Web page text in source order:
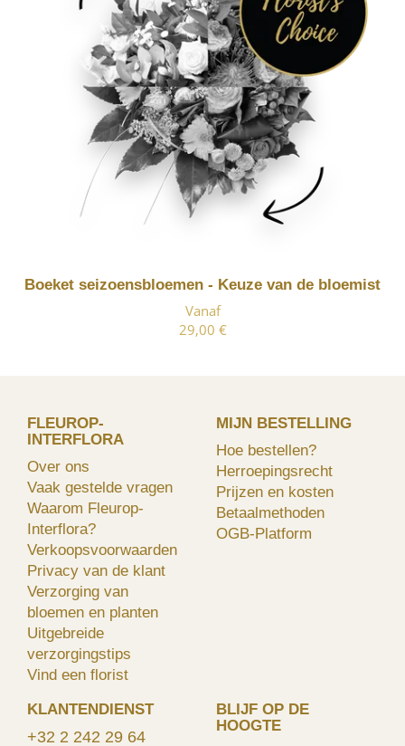
Boeket seizoensbloemen - Keuze van de bloemist
Vanaf
29,00 €
FLEUROP-
INTERFLORA
Over ons
Vaak gestelde vragen
Waarom Fleurop-
Interflora?
Verkoopsvoorwaarden
Privacy van de klant
Verzorging van
bloemen en planten
Uitgebreide
verzorgingstips
Vind een florist
MIJN BESTELLING
Hoe bestellen?
Herroepingsrecht
Prijzen en kosten
Betaalmethoden
OGB-Platform
KLANTENDIENST
+32 2 242 29 64
BLIJF OP DE
HOOGTE